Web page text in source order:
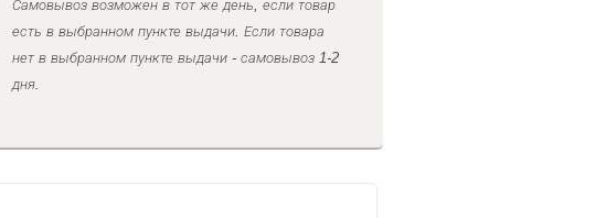
Самовывоз возможен в тот же день, если товар
есть в выбранном пункте выдачи. Если товара
нет в выбранном пункте выдачи - самовывоз 1-2
дня.